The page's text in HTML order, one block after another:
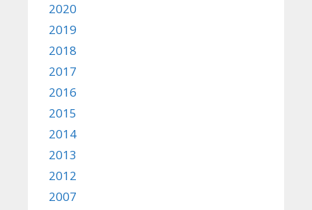
2020
2019
2018
2017
2016
2015
2014
2013
2012
2007